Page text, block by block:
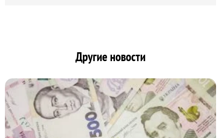
Другие новости